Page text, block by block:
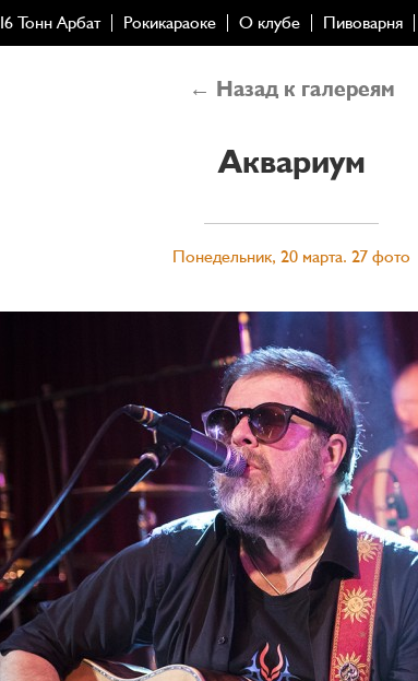
16 Тонн Арбат Рокикараоке О клубе Пивоварня
← Назад к галереям
Аквариум
Понедельник, 20 марта. 27 фото